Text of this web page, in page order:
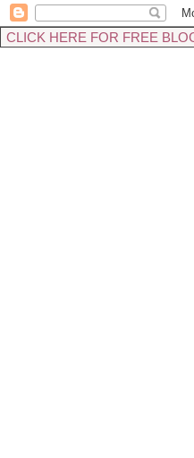
CLICK HERE FOR FREE